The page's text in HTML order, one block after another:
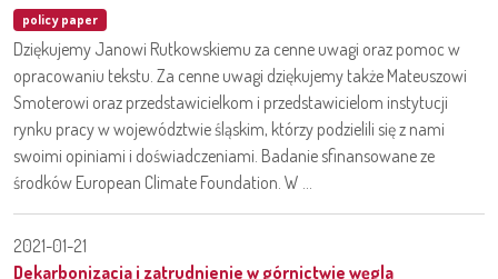
policy paper
Dziękujemy Janowi Rutkowskiemu za cenne uwagi oraz pomoc w
opracowaniu tekstu. Za cenne uwagi dziękujemy także Mateuszowi
Smoterowi oraz przedstawicielkom i przedstawicielom instytucji
rynku pracy w województwie śląskim, którzy podzielili się z nami
swoimi opiniami i doświadczeniami. Badanie sfinansowane ze
środków European Climate Foundation. W ...
2021-01-21
Dekarbonizacja i zatrudnienie w górnictwie węgla